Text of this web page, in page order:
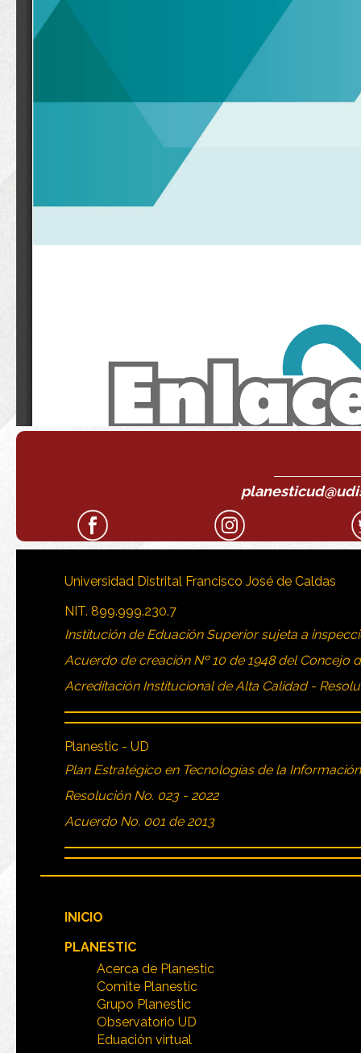
Universidad Distrital Francisco José de Caldas
NIT. 899.999.230.7
Institución de Eduación Superior sujeta a
Acuerdo de creación Nº 10 de 1948 del Concejo
Acreditación Institucional de Alta Calidad -
Planestic - UD
Plan Estratégico en Tecnologías de la
Resolución No. 023 - 2022
Acuerdo No. 001 de 2013
INICIO
PLANESTIC
Acerca de Planestic
Comite Planestic
Grupo Planestic
Observatorio UD
Eduación virtual